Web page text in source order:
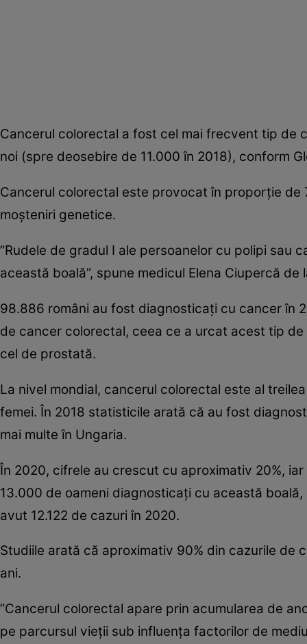
Cancerul colorectal a fost cel mai frecvent tip de
noi (spre deosebire de 11.000 în 2018), conform
Cancerul colorectal este provocat în proporţie de
moşteniri genetice.
”Rudele de gradul I ale persoanelor cu polipi sau
această boală”, spune medicul Elena Ciupercă
98.886 români au fost diagnosticaţi cu cancer în
de cancer colorectal, ceea ce a urcat acest tip
cel de prostată.
La nivel mondial, cancerul colorectal este al
femei. În 2018 statisticile arată că au fost
mai multe în Ungaria.
În 2020, cifrele au crescut cu aproximativ 20%,
13.000 de oameni diagnosticaţi cu această
avut 12.122 de cazuri în 2020.
Studiile arată că aproximativ 90% din cazurile
ani.
”Cancerul colorectal apare prin acumularea de
pe parcursul vieţii sub influenţa factorilor de